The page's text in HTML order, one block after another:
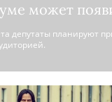
может
депутаты планируют